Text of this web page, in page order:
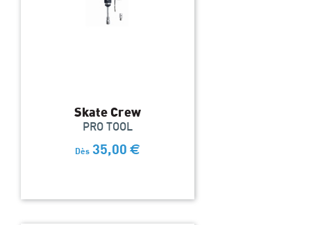
Skate Crew
PRO TOOL
Dès 35,00 €